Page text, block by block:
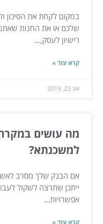
במקום לקחת את הסיכון
שלכם או את החנות
רישיון לעסק,...
קרא עוד »
אוג 23, 2019
מה עושים
למשכנתא?
אם הבנק שלך מסרב
ייתכן שתרצה לשקול
אפשרויות...